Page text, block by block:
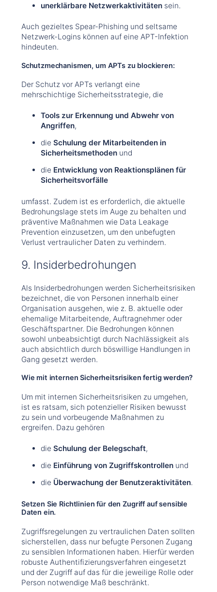
unerklärbare Netzwerkaktivitätensein.
Auch gezieltes Spear-Phishing und seltsame
Netzwerk-Logins können auf eine APT-Infektion
hindeuten.
Schutzmechanismen, um APTs zu blockieren:
Der Schutz vor APTs verlangt eine
mehrschichtige Sicherheitsstrategie, die
Tools zur Erkennung und Abwehr von
Angriffen,
die Schulung der Mitarbeitenden in
Sicherheitsmethodenund
die Entwicklung von Reaktionsplänen für
Sicherheitsvorfälle
umfasst. Zudem ist es erforderlich, die aktuelle
Bedrohungslage stets im Auge zu behalten und
präventive Maßnahmen wie Data Leakage
Prevention einzusetzen, um den unbefugten
Verlust vertraulicher Daten zu verhindern.
9. Insiderbedrohungen
Als Insiderbedrohungen werden Sicherheitsrisiken
bezeichnet, die von Personen innerhalb einer
Organisation ausgehen, wie z. B. aktuelle oder
ehemalige Mitarbeitende, Auftragnehmer oder
Geschäftspartner. Die Bedrohungen können
sowohl unbeabsichtigt durch Nachlässigkeit als
auch absichtlich durch böswillige Handlungen in
Gang gesetzt werden.
Wie mit internen Sicherheitsrisiken fertig werden?
Um mit internen Sicherheitsrisiken zu umgehen,
ist es ratsam, sich potenzieller Risiken bewusst
zu sein und vorbeugende Maßnahmen zu
ergreifen. Dazu gehören
die Schulung der Belegschaft,
die Einführung von Zugriffskontrollenund
die Überwachung der Benutzeraktivitäten.
Setzen Sie Richtlinien für den Zugriff auf sensible
Daten ein.
Zugriffsregelungen zu vertraulichen Daten sollten
sicherstellen, dass nur befugte Personen Zugang
zu sensiblen Informationen haben. Hierfür werden
robuste Authentifizierungsverfahren eingesetzt
und der Zugriff auf das für die jeweilige Rolle oder
Person notwendige Maß beschränkt.